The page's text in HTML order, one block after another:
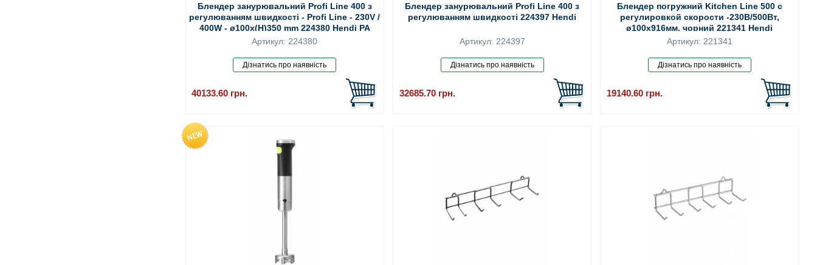
Блендер занурювальний Profi Line 400 з
регулюванням швидкості - Profi Line - 230V /
400W - ø100x(H)350 mm 224380 Hendi PA
(Polyamide/Nylon);Stainless steel
Артикул: 224380
40133.60 грн.
Блендер занурювальний Profi Line 400 з
регулюванням швидкості 224397 Hendi
Артикул: 224397
32685.70 грн.
Блендер погружний Kitchen Line 500 с
регулировкой скорости -230В/500Вт,
ø100x916мм, чорний 221341 Hendi
Артикул: 221341
19140.60 грн.